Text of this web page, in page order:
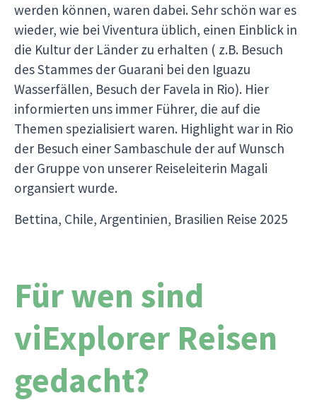
werden können, waren dabei. Sehr schön war es
wieder, wie bei Viventura üblich, einen Einblick in
die Kultur der Länder zu erhalten ( z.B. Besuch
des Stammes der Guarani bei den Iguazu
Wasserfällen, Besuch der Favela in Rio). Hier
informierten uns immer Führer, die auf die
Themen spezialisiert waren. Highlight war in Rio
der Besuch einer Sambaschule der auf Wunsch
der Gruppe von unserer Reiseleiterin Magali
organsiert wurde.
Bettina, Chile, Argentinien, Brasilien Reise 2025
Für wen sind
viExplorer Reisen
gedacht?